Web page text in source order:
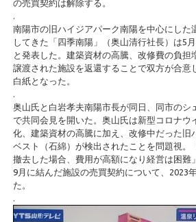
の売買契約は解除する。
南陽市の旧ハイジアパーク南陽を中心にした
してきた「四季南陽」（奥山清行社長）は5
と発表した。建築資材の高騰、改修費の負担
譲渡された施設を返還することで双方が合意
白紙となった。
奥山氏と白岩孝夫南陽市長が同日、同市のシ
で共同会見を開いた。奥山氏は新型コロナウ
化、建築資材の高騰に加え、改修中だった旧
ベスト（石綿）が検出されたことを問題視。
撤去した場合、費用が高額になり経営は困難
9月に結んだ施設の売買契約について、2023
た。